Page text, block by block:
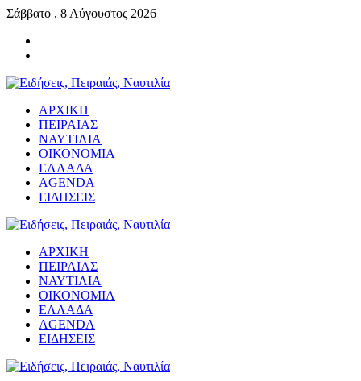
Σάββατο , 8 Αύγουστος 2026
ΑΡΧΙΚΗ
ΠΕΙΡΑΙΑΣ
ΝΑΥΤΙΛΙΑ
ΟΙΚΟΝΟΜΙΑ
ΕΛΛΑΔΑ
AGENDA
ΕΙΔΗΣΕΙΣ
ΑΡΧΙΚΗ
ΠΕΙΡΑΙΑΣ
ΝΑΥΤΙΛΙΑ
ΟΙΚΟΝΟΜΙΑ
ΕΛΛΑΔΑ
AGENDA
ΕΙΔΗΣΕΙΣ